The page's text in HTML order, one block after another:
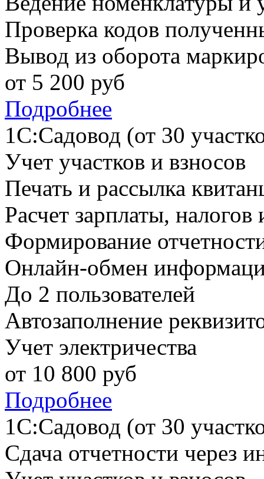
Проверка кодов
Вывод из оборота
от 5 200 руб
Подробнее
1С:Садовод (от 30
Учет участков и взносов
Печать и рассылка
Расчет зарплаты, налогов
Формирование
Онлайн-обмен
До 2 пользователей
Автозаполнение
Учет электричества
от 10 800 руб
Подробнее
1С:Садовод (от 30
Сдача отчетности через